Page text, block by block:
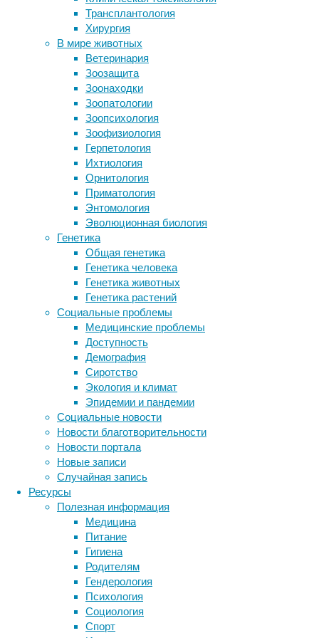
Трансплантология
Хирургия
В мире животных
Ветеринария
Зоозащита
Зоонаходки
Зоопатологии
Зоопсихология
Зоофизиология
Герпетология
Ихтиология
Орнитология
Приматология
Энтомология
Эволюционная биология
Генетика
Общая генетика
Генетика человека
Генетика животных
Генетика растений
Социальные проблемы
Медицинские проблемы
Доступность
Демография
Сиротство
Экология и климат
Эпидемии и пандемии
Социальные новости
Новости благотворительности
Новости портала
Новые записи
Случайная запись
Ресурсы
Полезная информация
Медицина
Питание
Гигиена
Родителям
Гендерология
Психология
Социология
Спорт
геохимия,
экология
Исследуя
глубоководные
сообщества
районе
Тихого
океана,
богатом
железомарганцевыми
конкрециями,
ученые
из
Великобритании
неожиданно
обнаружили
новый
источник
кислорода.
Теперь
они
опасаются,
что
разработка
этих
месторождений
может
нарушить
сложившиеся
экосистемы.
Глубоководные
части
Кишечные бактерии защитили
мышей от радиации
Материнская забота влияет на гены
детей
Стиль воспитания в детстве повлиял
на отношение взрослых людей к
своим собакам
Гепатит: бомба замедленного
действия
Следите за новостями